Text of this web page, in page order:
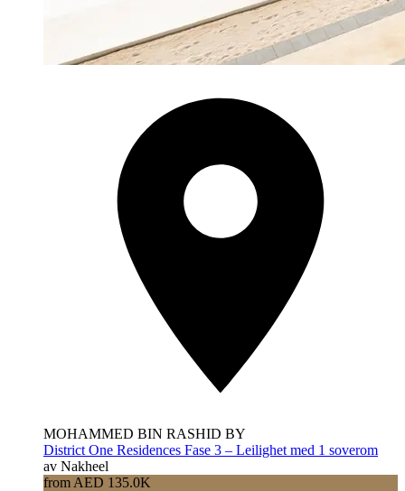
MOHAMMED BIN RASHID BY
District One Residences Fase 3 – Leilighet med 1 soverom
av Nakheel
from AED 135.0K